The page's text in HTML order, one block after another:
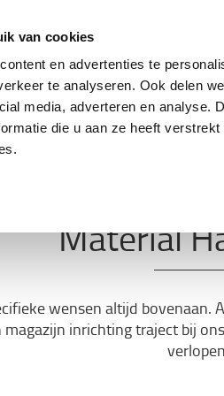
van cookies
en advertenties te
te analyseren. Ook delen
media, adverteren en analyse.
die u aan ze heeft
Tweedehands trucks
Material
wensen altijd
inrichting traject bij